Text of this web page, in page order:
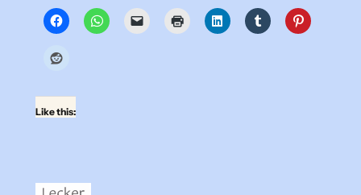
Like this: